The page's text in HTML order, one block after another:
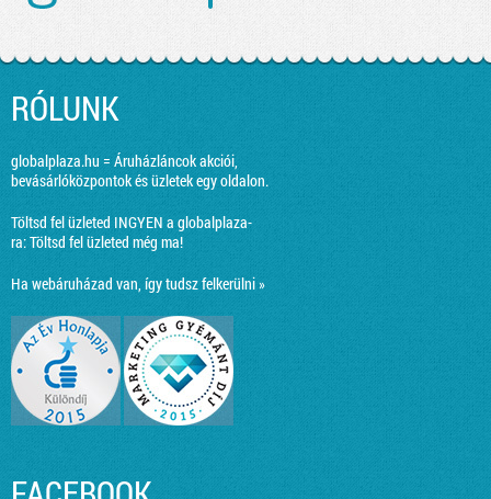
RÓLUNK
globalplaza.hu = Áruházláncok akciói,
bevásárlóközpontok és üzletek egy oldalon.
Töltsd fel üzleted INGYEN a globalplaza-
ra:Töltsd fel üzleted még ma!
Ha webáruházad van, így tudsz felkerülni »